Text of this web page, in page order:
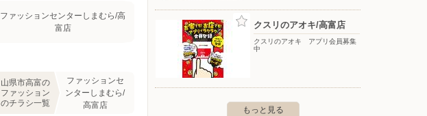
ファッションセンターしまむら/高
富店
山県市高富の
ファッション
のチラシ一覧
ファッションセ
ンターしまむら/
高富店
クスリのアオキ/高富店
クスリのアオキ アプリ会員募集
中
もっと見る